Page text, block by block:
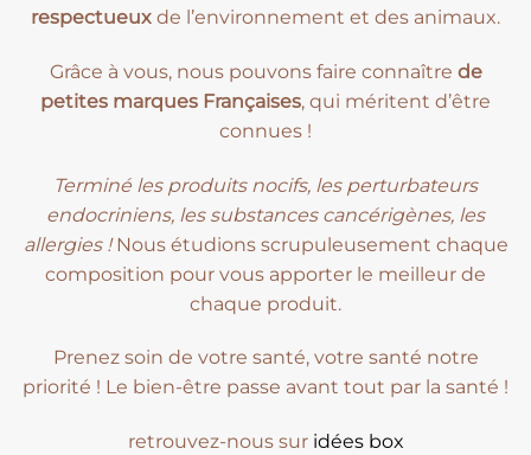
respectueux de l’environnement et des animaux.
Grâce à vous, nous pouvons faire connaître de
petites marques Françaises, qui méritent d’être
connues !
Terminé les produits nocifs, les perturbateurs
endocriniens, les substances cancérigènes, les
allergies !Nous étudions scrupuleusement chaque
composition pour vous apporter le meilleur de
chaque produit.
Prenez soin de votre santé, votre santé notre
priorité ! Le bien-être passe avant tout par la santé !
retrouvez-nous sur idées box